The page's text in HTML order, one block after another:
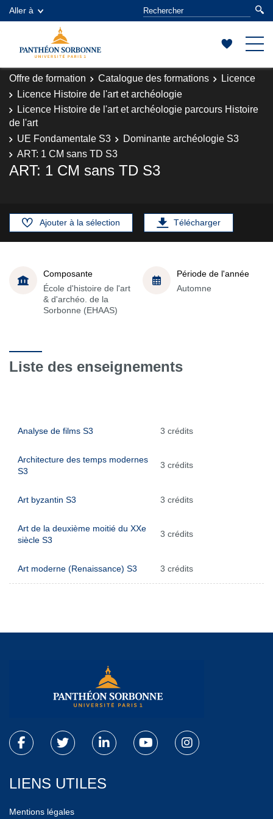
Aller à
Offre de formation Catalogue des formations
Licence
Licence Histoire de l'art et archéologie
Licence Histoire de l'art et archéologie parcours Histoire
de l'art
UE Fondamentale S3
Dominante archéologie S3
ART: 1 CM sans TD S3
ART: 1 CM sans TD S3
Ajouter à la sélection Télécharger
Composante
École d'histoire de l'art
& d'archéo. de la
Sorbonne (EHAAS)
Période de l'année
Automne
Liste des enseignements
Analyse de films S3 3 crédits
Architecture des temps modernes
S3
3 crédits
Art byzantin S3 3 crédits
Art de la deuxième moitié du XXe
siècle S3
3 crédits
Art moderne (Renaissance) S3 3 crédits
LIENS UTILES
Mentions légales